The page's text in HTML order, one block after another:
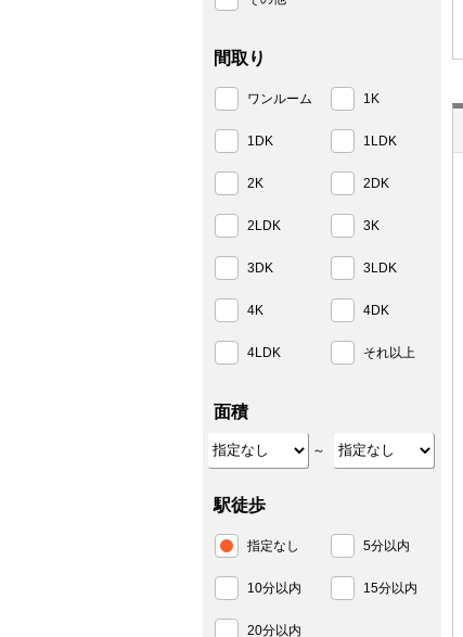
間取り
ワンルーム 1K
1DK 1LDK
2K 2DK
2LDK 3K
3DK 3LDK
4K 4DK
4LDK それ以上
面積
～
駅徒歩
指定なし 5分以内
10分以内 15分以内
20分以内